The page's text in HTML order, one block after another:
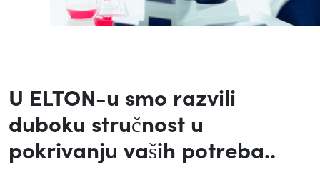
U ELTON-u smo razvili
duboku stručnost u
pokrivanju vaših potreba..